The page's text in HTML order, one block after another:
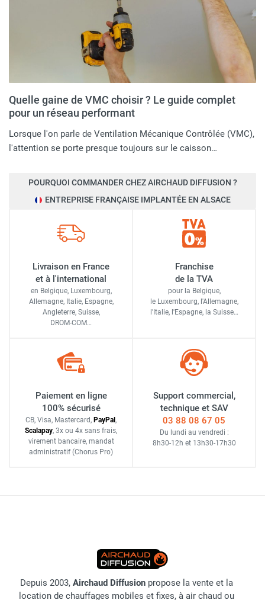
Quelle gaine de VMC choisir ? Le guide complet
pour un réseau performant
Lorsque l'on parle de Ventilation Mécanique Contrôlée (VMC),
l'attention se porte presque toujours sur le caisson…
POURQUOI COMMANDER CHEZ AIRCHAUD DIFFUSION ?
ENTREPRISE FRANÇAISE IMPLANTÉE EN ALSACE
Livraison en France
et à l'international
en Belgique, Luxembourg,
Allemagne, Italie, Espagne,
Angleterre, Suisse,
DROM-COM…
Franchise
de la TVA
pour la Belgique,
le Luxembourg, l'Allemagne,
l'Italie, l'Espagne, la Suisse…
Paiement en ligne
100% sécurisé
CB, Visa, Mastercard, PayPal ,
Scalapay, 3x ou 4x sans frais,
virement bancaire, mandat
administratif (Chorus Pro)
Support commercial,
technique et SAV
03 88 08 67 05
Du lundi au vendredi :
8h30-12h et 13h30-17h30
Depuis 2003, Airchaud Diffusion propose la vente et la
location de chauffages mobiles et fixes, à air chaud ou